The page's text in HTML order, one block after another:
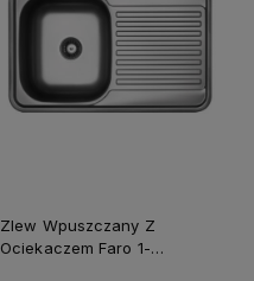
Zlew Wpuszczany Z
Ociekaczem Faro 1-